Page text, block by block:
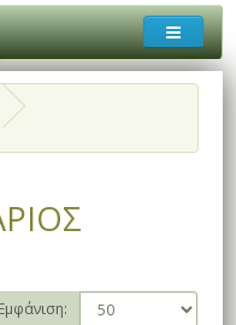
Εμφάνιση: